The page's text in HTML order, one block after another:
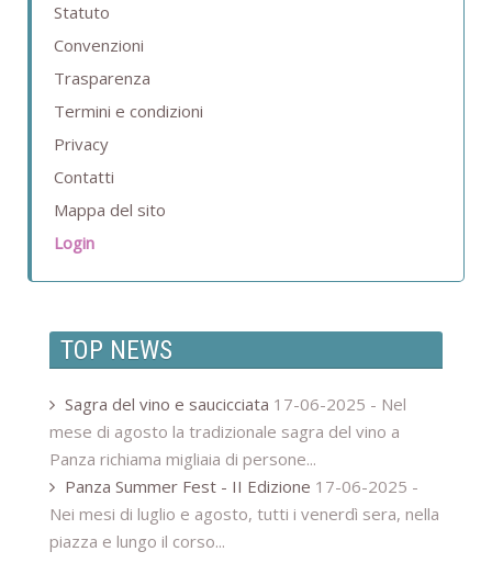
Statuto
Convenzioni
Trasparenza
Termini e condizioni
Privacy
Contatti
Mappa del sito
Login
TOP NEWS
Sagra del vino e saucicciata 17-06-2025 - Nel
mese di agosto la tradizionale sagra del vino a
Panza richiama migliaia di persone...
Panza Summer Fest - II Edizione 17-06-2025 -
Nei mesi di luglio e agosto, tutti i venerdì sera, nella
piazza e lungo il corso...